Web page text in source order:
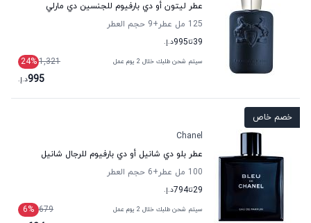
عطر ليتون أو دي بارفيوم للجنسين دي مارلي
125 مل عطر
+9
حجم العطر
39تا995د.إ.
سيتم شحن طلبك خلال 2 يوم عمل 1,321
24%
995د.إ.
خصم خاص
Chanel
عطر بلو دي شانيل أو دي بارفيوم للرجال شانيل
100 مل عطر
+6
حجم العطر
29تا794د.إ.
سيتم شحن طلبك خلال 2 يوم عمل 679
6%